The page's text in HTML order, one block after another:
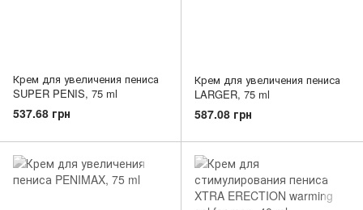
Крем для увеличения пениса
SUPER PENIS, 75 ml
537.68 грн
Крем для увеличения пениса
LARGER, 75 ml
587.08 грн